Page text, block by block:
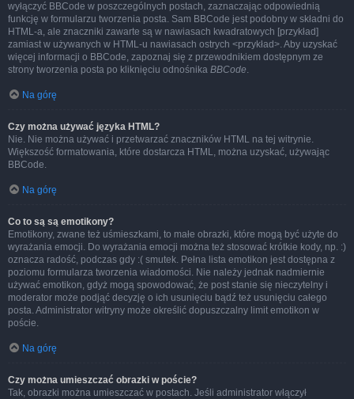
wyłączyć BBCode w poszczególnych postach, zaznaczając odpowiednią
funkcję w formularzu tworzenia posta. Sam BBCode jest podobny w składni do
HTML-a, ale znaczniki zawarte są w nawiasach kwadratowych [przykład]
zamiast w używanych w HTML-u nawiasach ostrych <przykład>. Aby uzyskać
więcej informacji o BBCode, zapoznaj się z przewodnikiem dostępnym ze
strony tworzenia posta po kliknięciu odnośnika BBCode.
Na górę
Czy można używać języka HTML?
Nie. Nie można używać i przetwarzać znaczników HTML na tej witrynie.
Większość formatowania, które dostarcza HTML, można uzyskać, używając
BBCode.
Na górę
Co to są są emotikony?
Emotikony, zwane też uśmieszkami, to małe obrazki, które mogą być użyte do
wyrażania emocji. Do wyrażania emocji można też stosować krótkie kody, np. :)
oznacza radość, podczas gdy :( smutek. Pełna lista emotikon jest dostępna z
poziomu formularza tworzenia wiadomości. Nie należy jednak nadmiernie
używać emotikon, gdyż mogą spowodować, że post stanie się nieczytelny i
moderator może podjąć decyzję o ich usunięciu bądź też usunięciu całego
posta. Administrator witryny może określić dopuszczalny limit emotikon w
poście.
Na górę
Czy można umieszczać obrazki w poście?
Tak, obrazki można umieszczać w postach. Jeśli administrator włączył